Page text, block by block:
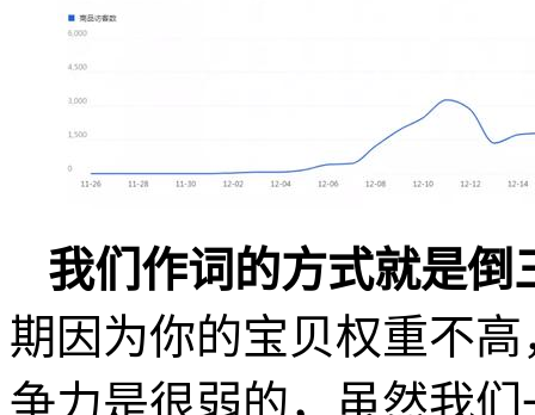
我们作词的方式就是倒
期因为你的宝贝权重不
争力是很弱的，虽然我